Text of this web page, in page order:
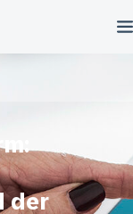
der